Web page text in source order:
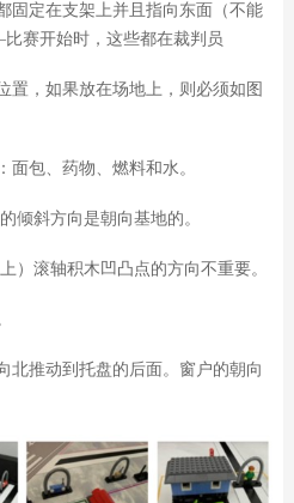
定在支架上并且指向东面（不能
赛开始时，这些都在裁判员
，如果放在场地上，则必须如图
包、药物、燃料和水。
斜方向是朝向基地的。
滚轴积木凹凸点的方向不重要。
推动到托盘的后面。窗户的朝向